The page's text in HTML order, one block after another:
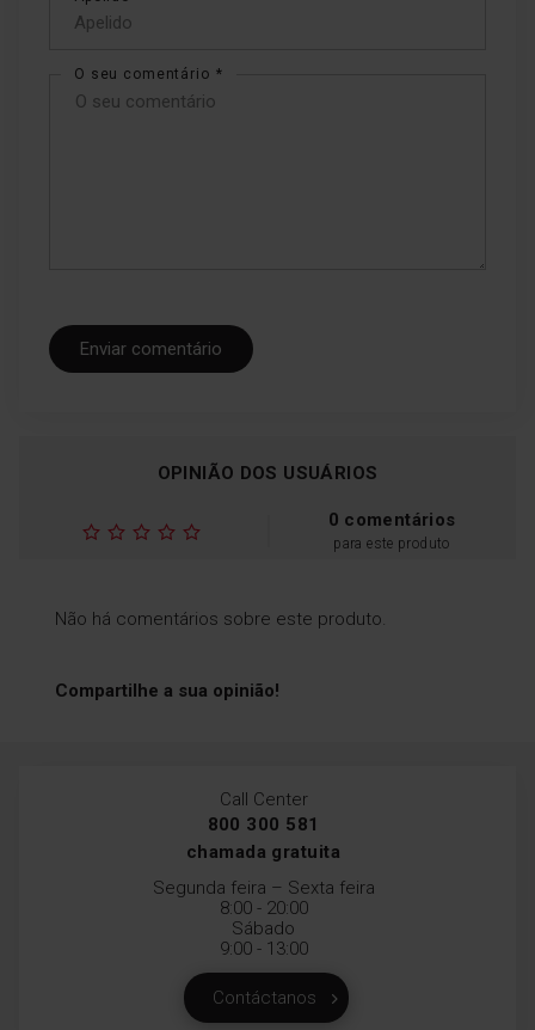
O seu comentário
Enviar comentário
OPINIÃO DOS USUÁRIOS
0 comentários
para este produto
Não há comentários sobre este produto.
Compartilhe a sua opinião!
Call Center
800 300 581
chamada gratuita
Segunda feira – Sexta feira
8:00 - 20:00
Sábado
9:00 - 13:00
Contáctanos